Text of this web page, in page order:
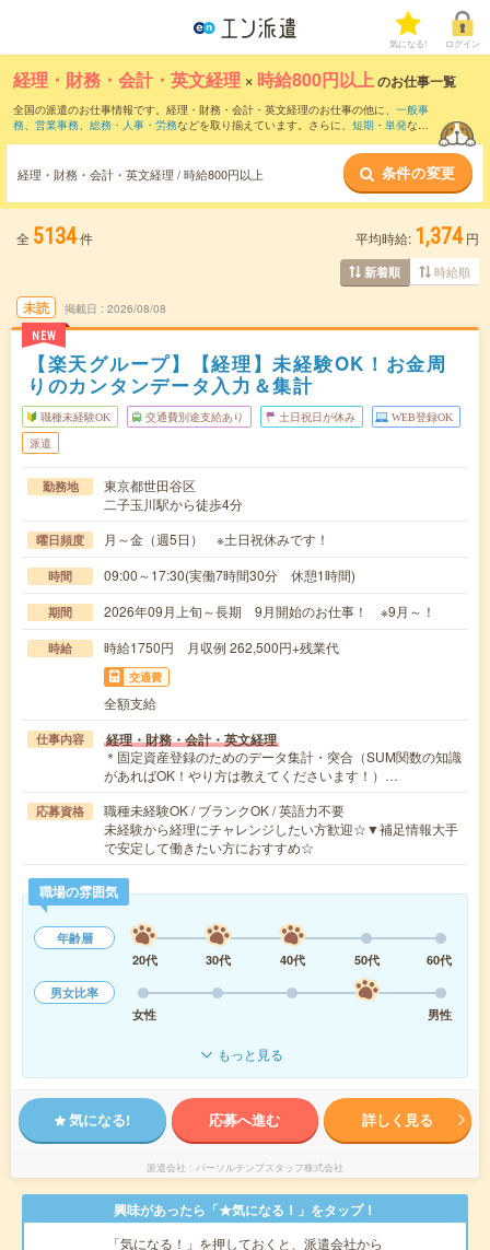
気になる! ログイン
経理・財務・会計・英文経理 × 時給800円以上のお仕事一覧
全国の派遣のお仕事情報です。経理・財務・会計・英文経理のお仕事の他に、 一般事
務、 営業事務、 総務・人事・労務などを取り揃えています。さらに、 短期 ・ 単発など
経理・財務・会計・英文経理 / 時給800円以上 条件の変更
全 5134件 平均時給: 1,374 円
新着順 時給順
未読
NEW
掲載日 2026/08/08
【楽天グループ】【経理】未経験OK！お金周
りのカンタンデータ入力＆集計
職種未経験OK 交通費別途支給あり 土日祝日が休み WEB登録OK
派遣
勤務地
東京都世田谷区
二子玉川駅から徒歩4分
曜日頻度 月～金（週5日） ※土日祝休みです！
時間 09:00～17:30(実働7時間30分 休憩1時間)
期間 2026年09月上旬～長期 9月開始のお仕事！ ※9月～！
時給 時給1750円 月収例 262,500円+残業代
交通費
全額支給
仕事内容 経理・財務・会計・英文経理
＊固定資産登録のためのデータ集計・突合（SUM関数の知識
があればOK！やり方は教えてくださいます！）…
応募資格
職種未経験OK / ブランクOK / 英語力不要
未経験から経理にチャレンジしたい方歓迎☆▼補足情報大手
で安定して働きたい方におすすめ☆
職場の雰囲気
年齢層
20代
30代 40代 50代
60代
男女比率
女性
男性
もっと見る
気になる! 応募へ進む 詳しく見る
派遣会社 パーソルテンプスタッフ株式会社
興味があったら「★気になる！」をタップ！
「気になる！」を押しておくと、派遣会社から